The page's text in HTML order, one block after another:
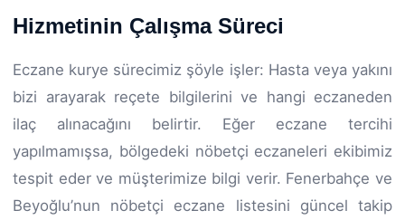
Hizmetinin Çalışma Süreci
Eczane kurye sürecimiz şöyle işler: Hasta veya yakını
bizi arayarak reçete bilgilerini ve hangi eczaneden
ilaç alınacağını belirtir. Eğer eczane tercihi
yapılmamışsa, bölgedeki nöbetçi eczaneleri ekibimiz
tespit eder ve müşterimize bilgi verir. Fenerbahçe ve
Beyoğlu’nun nöbetçi eczane listesini güncel takip